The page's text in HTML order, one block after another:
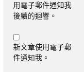
用電子郵件通知我
後續的迴響。
新文章使用電子郵
件通知我。